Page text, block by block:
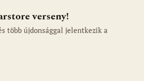
verseny!
több újdonsággal jelentkezik a